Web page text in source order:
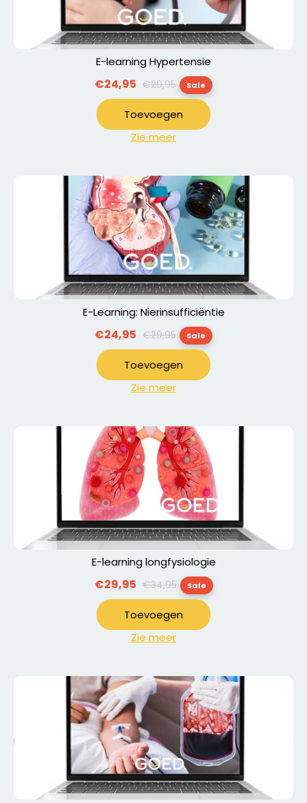
E-learning Hypertensie
€24,95 Normale
prijs
€29,95 Sale
Toevoegen
Zie meer
E-Learning: Nierinsufficiëntie
€24,95 Normale
prijs
€29,95 Sale
Toevoegen
Zie meer
E-learning longfysiologie
€29,95 Normale
prijs
€34,95 Sale
Toevoegen
Zie meer